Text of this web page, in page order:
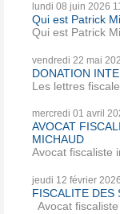
lundi 08 juin 2026
Qui est Patrick
Qui est Patrick
vendredi 22 mai
DONATION
Les lettres
mercredi 01 avril
AVOCAT
MICHAUD
Avocat fiscaliste
jeudi 12 février 2026
FISCALITE DES
Avocat fiscaliste